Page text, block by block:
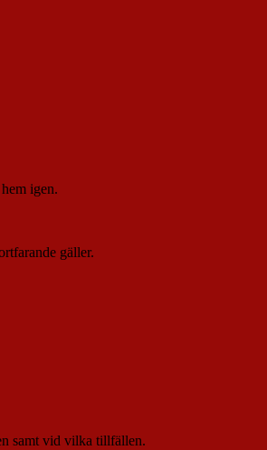
igen.
gäller.
samt vid vilka tillfällen.